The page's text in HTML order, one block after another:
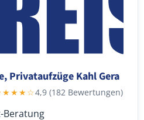
Privataufzüge Kahl Gera
4,9 (182 Bewertungen)
Beratung